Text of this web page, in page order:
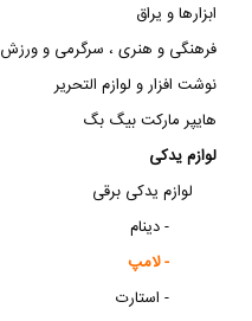
ابزارها و یراق
فرهنگی و هنری ، سرگرمی و ورزش
نوشت افزار و لوازم التحریر
هایپر مارکت بیگ بگ
لوازم یدکی
لوازم یدکی برقی
دینام -
لامپ -
استارت -